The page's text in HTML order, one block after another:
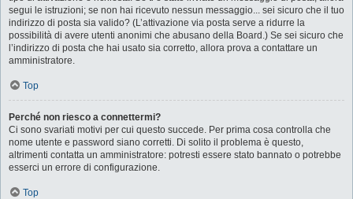
segui le istruzioni; se non hai ricevuto nessun messaggio... sei sicuro che il tuo
indirizzo di posta sia valido? (L’attivazione via posta serve a ridurre la
possibilità di avere utenti anonimi che abusano della Board.) Se sei sicuro che
l’indirizzo di posta che hai usato sia corretto, allora prova a contattare un
amministratore.
Top
Perché non riesco a connettermi?
Ci sono svariati motivi per cui questo succede. Per prima cosa controlla che
nome utente e password siano corretti. Di solito il problema è questo,
altrimenti contatta un amministratore: potresti essere stato bannato o potrebbe
esserci un errore di configurazione.
Top